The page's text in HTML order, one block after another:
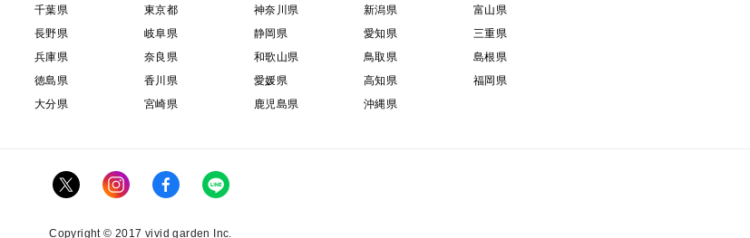
千葉県 東京都 神奈川県 新潟県
富山県
長野県 岐阜県 静岡県 愛知県
三重県
兵庫県 奈良県 和歌山県 鳥取県
島根県
徳島県 香川県 愛媛県 高知県
福岡県
大分県 宮崎県 鹿児島県 沖縄県
Copyright © 2017 vivid garden Inc.